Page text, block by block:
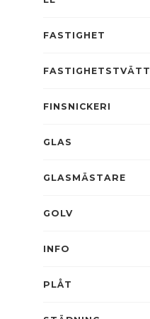
FASTIGHET
FASTIGHETSTVÄTT
FINSNICKERI
GLAS
GLASMÄSTARE
GOLV
INFO
PLÅT